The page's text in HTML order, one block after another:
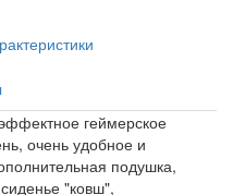
геймерское
очень удобное и
подушка,
"ковш",